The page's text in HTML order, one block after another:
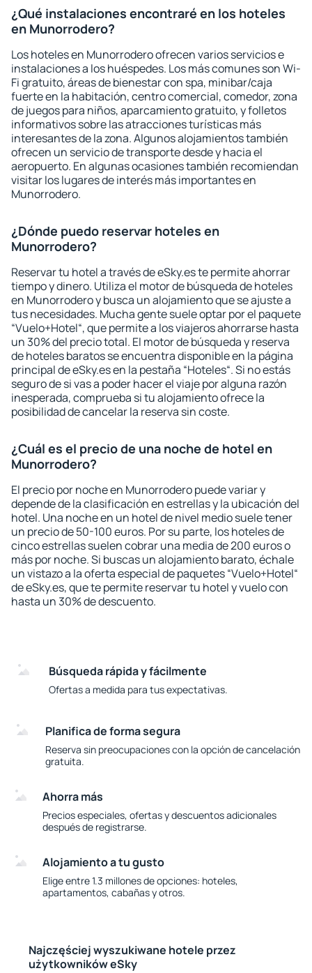
¿Qué instalaciones encontraré en los hoteles
en Munorrodero?
Los hoteles en Munorrodero ofrecen varios servicios e
instalaciones a los huéspedes. Los más comunes son Wi-
Fi gratuito, áreas de bienestar con spa, minibar/caja
fuerte en la habitación, centro comercial, comedor, zona
de juegos para niños, aparcamiento gratuito, y folletos
informativos sobre las atracciones turísticas más
interesantes de la zona. Algunos alojamientos también
ofrecen un servicio de transporte desde y hacia el
aeropuerto. En algunas ocasiones también recomiendan
visitar los lugares de interés más importantes en
Munorrodero.
¿Dónde puedo reservar hoteles en
Munorrodero?
Reservar tu hotel a través de eSky.es te permite ahorrar
tiempo y dinero. Utiliza el motor de búsqueda de hoteles
en Munorrodero y busca un alojamiento que se ajuste a
tus necesidades. Mucha gente suele optar por el paquete
“Vuelo+Hotel“, que permite a los viajeros ahorrarse hasta
un 30% del precio total. El motor de búsqueda y reserva
de hoteles baratos se encuentra disponible en la página
principal de eSky.es en la pestaña “Hoteles“. Si no estás
seguro de si vas a poder hacer el viaje por alguna razón
inesperada, comprueba si tu alojamiento ofrece la
posibilidad de cancelar la reserva sin coste.
¿Cuál es el precio de una noche de hotel en
Munorrodero?
El precio por noche en Munorrodero puede variar y
depende de la clasificación en estrellas y la ubicación del
hotel. Una noche en un hotel de nivel medio suele tener
un precio de 50-100 euros. Por su parte, los hoteles de
cinco estrellas suelen cobrar una media de 200 euros o
más por noche. Si buscas un alojamiento barato, échale
un vistazo a la oferta especial de paquetes “Vuelo+Hotel“
de eSky.es, que te permite reservar tu hotel y vuelo con
hasta un 30% de descuento.
Búsqueda rápida y fácilmente
Ofertas a medida para tus expectativas.
Planifica de forma segura
Reserva sin preocupaciones con la opción de cancelación
gratuita.
Ahorra más
Precios especiales, ofertas y descuentos adicionales
después de registrarse.
Alojamiento a tu gusto
Elige entre 1.3 millones de opciones: hoteles,
apartamentos, cabañas y otros.
Najczęściej wyszukiwane hotele przez
użytkowników eSky